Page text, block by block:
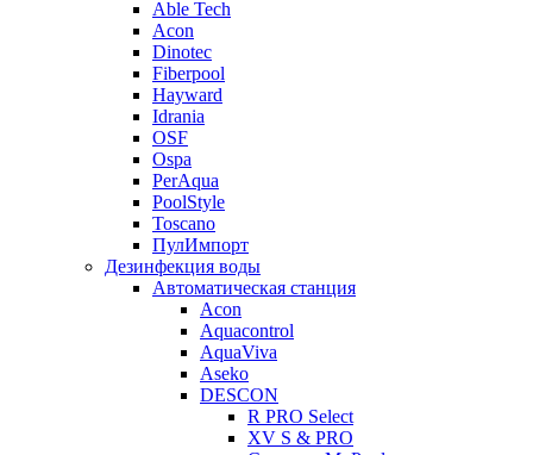
Able Tech
Acon
Dinotec
Fiberpool
Hayward
Idrania
OSF
Ospa
PerAqua
PoolStyle
Toscano
ПулИмпорт
Дезинфекция воды
Автоматическая станция
Acon
Aquacontrol
AquaViva
Aseko
DESCON
R PRO Select
XV S & PRO